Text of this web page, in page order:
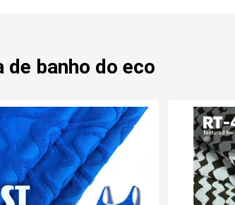
de banho do eco